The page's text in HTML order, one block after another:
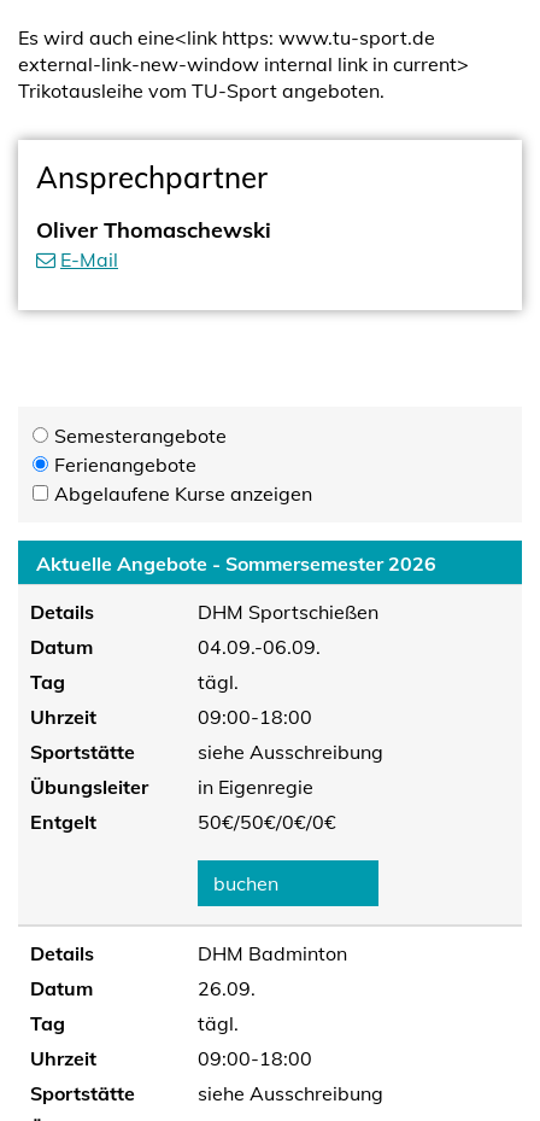
Es wird auch eine<link https: www.tu-sport.de
external-link-new-window internal link in current>
Trikotausleihe vom TU-Sport angeboten.
Ansprechpartner
Oliver Thomaschewski
E-Mail
Semesterangebote
Ferienangebote
Abgelaufene Kurse anzeigen
Aktuelle Angebote - Sommersemester 2026
Details
DHM Sportschießen
Datum
04.09.-06.09.
Tag
tägl.
Uhrzeit
09:00-18:00
Sportstätte
siehe Ausschreibung
Übungsleiter
in Eigenregie
Entgelt
50€/50€/0€/0€
buchen
Details
DHM Badminton
Datum
26.09.
Tag
tägl.
Uhrzeit
09:00-18:00
Sportstätte
siehe Ausschreibung